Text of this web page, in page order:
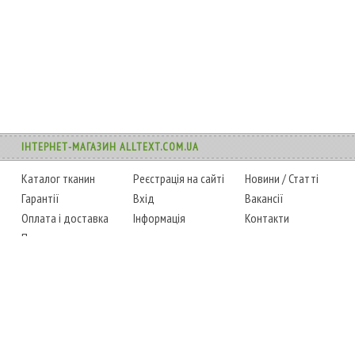
ІНТЕРНЕТ-МАГАЗИН ALLTEXT.COM.UA
Каталог тканин
Гарантії
Оплата і доставка
Повернення товару
Реєстрація на сайті
Вхід
Інформація
Новини /Статті
Вакансії
Контакти